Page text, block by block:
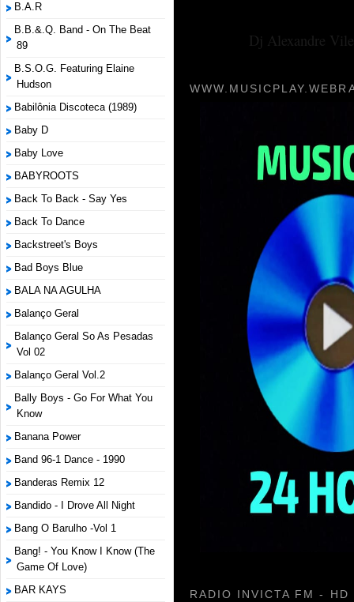
B.A.R
B.B.&.Q. Band - On The Beat
89
B.S.O.G. Featuring Elaine
Hudson
Babilônia Discoteca (1989)
Baby D
Baby Love
BABYROOTS
Back To Back - Say Yes
Back To Dance
Backstreet's Boys
Bad Boys Blue
BALA NA AGULHA
Balanço Geral
Balanço Geral So As Pesadas
Vol 02
Balanço Geral Vol.2
Bally Boys - Go For What You
Know
Banana Power
Band 96-1 Dance - 1990
Banderas Remix 12
Bandido - I Drove All Night
Bang O Barulho -Vol 1
Bang! - You Know I Know (The
Game Of Love)
BAR KAYS
Dj Alexandre
RADIO INVICTA FM - HD